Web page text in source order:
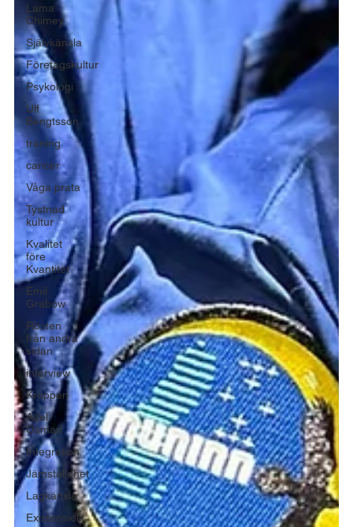
Lama
Chimey
Självkänsla
Företagskultur
Psykologi
Ulf
Bengtsson
träning
cancer
Våga prata
Tystnad
kultur
Kvalitet
före
Kvantitet
Emil
Grabow
Rösten
från andra
sidan
interview
Kroppen
Adel
Osman
Integration
Jämställdhet
Lagkänsla
Existensiellt